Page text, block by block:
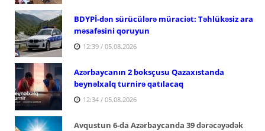
BDYPİ-dən sürücülərə müraciət: Təhlükəsiz ara
məsafəsini qoruyun
12:39 / 05.08.2026
Azərbaycanın 2 boksçusu Qazaxıstanda
beynəlxalq turnirə qatılacaq
12:34 / 05.08.2026
Avqustun 6-da Azərbaycanda 39 dərəcəyədək